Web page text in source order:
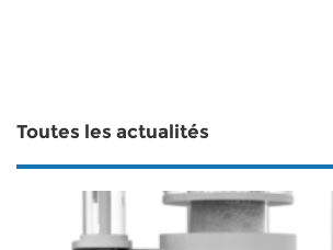
Toutes les actualités